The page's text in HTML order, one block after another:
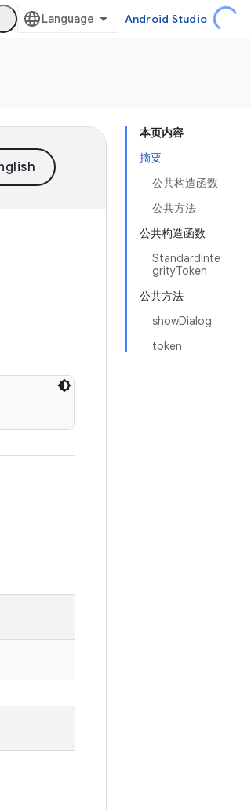
Android Studio
本页内容
摘要
公共构造函数
公共方法
公共构造函数
StandardInte
grityToken
公共方法
showDialog
token